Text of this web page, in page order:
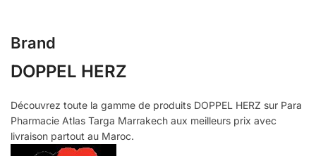
Brand
DOPPEL HERZ
Découvrez toute la gamme de produits DOPPEL HERZ sur Para
Pharmacie Atlas Targa Marrakech aux meilleurs prix avec
livraison partout au Maroc.